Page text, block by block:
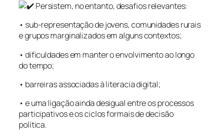
Persistem, no entanto, desafios relevantes:
• sub-representação de jovens, comunidades rurais
e grupos marginalizados em alguns contextos;
• dificuldades em manter o envolvimento ao longo
do tempo;
• barreiras associadas à literacia digital;
• e uma ligação ainda desigual entre os processos
participativos e os ciclos formais de decisão
política.